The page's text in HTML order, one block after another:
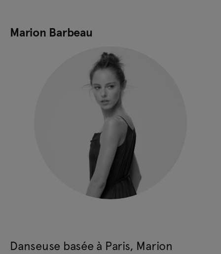
Marion Barbeau
Danseuse basée à Paris, Marion